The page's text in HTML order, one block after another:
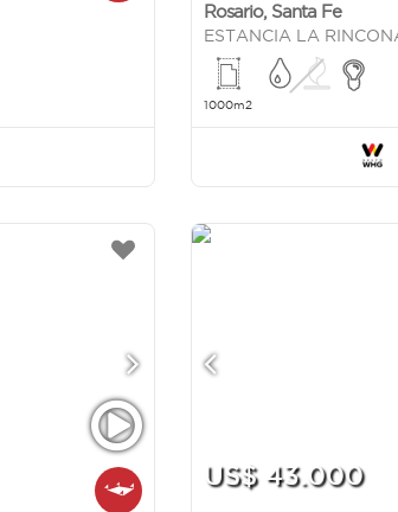
Rosario, Santa Fe
1000m2
US$ 43.000